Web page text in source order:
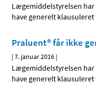
Lægemiddelstyrelsen har
have generelt
Praluent® får ikke
|7. januar 2016 |
Lægemiddelstyrelsen
have generelt